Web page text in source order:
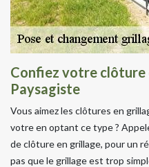
Confiez votre clôture
Paysagiste
Vous aimez les clôtures en
votre en optant ce type ?
de clôture en grillage, pour un
pas que le grillage est trop